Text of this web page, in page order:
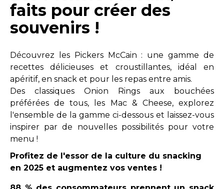
faits pour créer des
souvenirs !
Découvrez les Pickers McCain : une gamme de
recettes délicieuses et croustillantes, idéal en
apéritif, en snack et pour les repas entre amis.
Des classiques Onion Rings aux bouchées
préférées de tous, les Mac & Cheese, explorez
l'ensemble de la gamme ci-dessous et laissez-vous
inspirer par de nouvelles possibilités pour votre
menu !
Profitez de l'essor de la culture du snacking
en 2025 et augmentez vos ventes !